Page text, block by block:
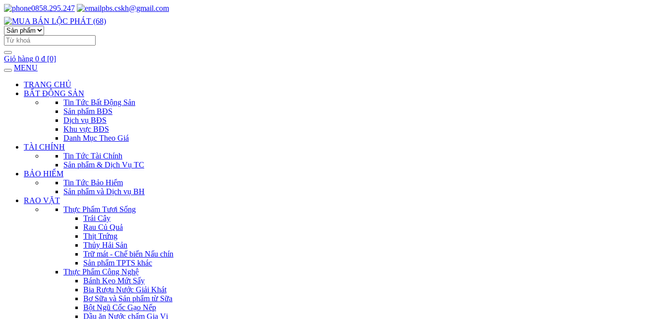
0858.295.247 pbs.cskh@gmail.com
Giỏ hàng 0 đ [0]
MENU
TRANG CHỦ
BẤT ĐỘNG SẢN
Tin Tức Bất Động Sản
Sản phẩm BĐS
Dịch vụ BĐS
Khu vực BĐS
Danh Mục Theo Giá
TÀI CHÍNH
Tin Tức Tài Chính
Sản phẩm & Dịch Vụ TC
BẢO HIỂM
Tin Tức Bảo Hiểm
Sản phẩm và Dịch vụ BH
RAO VẶT
Thực Phẩm Tươi Sống
Trái Cây
Rau Củ Quả
Thịt Trứng
Thủy Hải Sản
Trữ mát - Chế biến Nấu chín
Sản phẩm TPTS khác
Thực Phẩm Công Nghệ
Bánh Kẹo Mứt Sấy
Bia Rượu Nước Giải Khát
Bơ Sữa và Sản phẩm từ Sữa
Bột Ngũ Cốc Gạo Nếp
Dầu ăn Nước chấm Gia Vị